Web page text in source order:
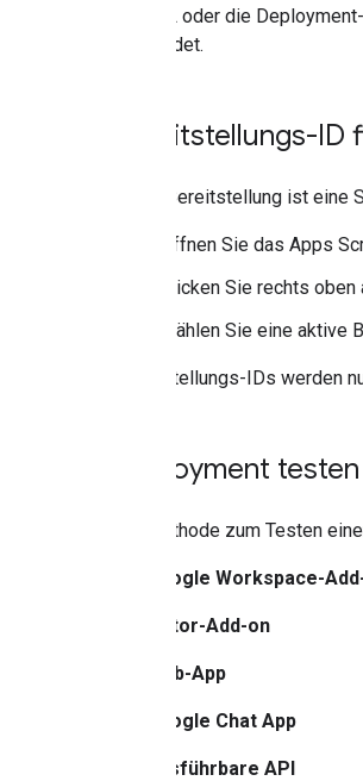
die URL oder die
verwendet.
Bereitstellungs-ID
Jeder Bereitstellung ist eine
Öffnen Sie das Apps
Klicken Sie rechts oben
Wählen Sie eine
Bereitstellungs-IDs werden
Deployment testen
Die Methode zum Testen
Google Workspace-
Editor-Add-on
Web-App
Google Chat App
Ausführbare API